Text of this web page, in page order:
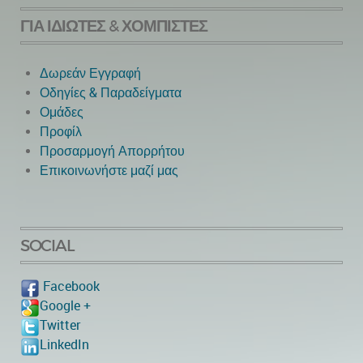
ΓΙΑ ΙΔΙΏΤΕΣ & ΧΟΜΠΊΣΤΕΣ
Δωρεάν Εγγραφή
Οδηγίες & Παραδείγματα
Ομάδες
Προφίλ
Προσαρμογή Απορρήτου
Επικοινωνήστε μαζί μας
SOCIAL
Facebook
Google +
Twitter
LinkedIn